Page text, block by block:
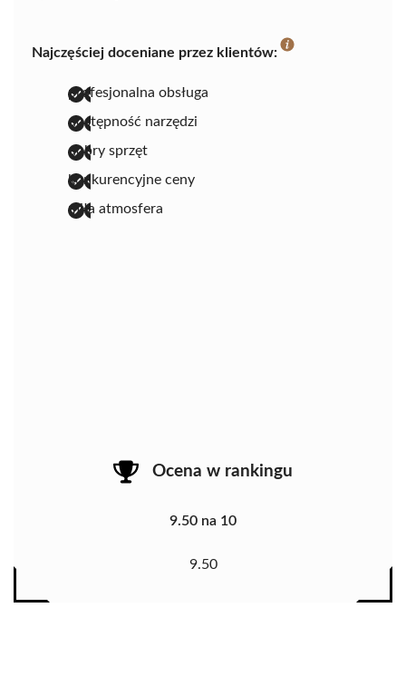
Najczęściej doceniane przez klientów:
profesjonalna obsługa
dostępność narzędzi
dobry sprzęt
konkurencyjne ceny
miła atmosfera
Ocena w rankingu
9.50 na 10
9.50